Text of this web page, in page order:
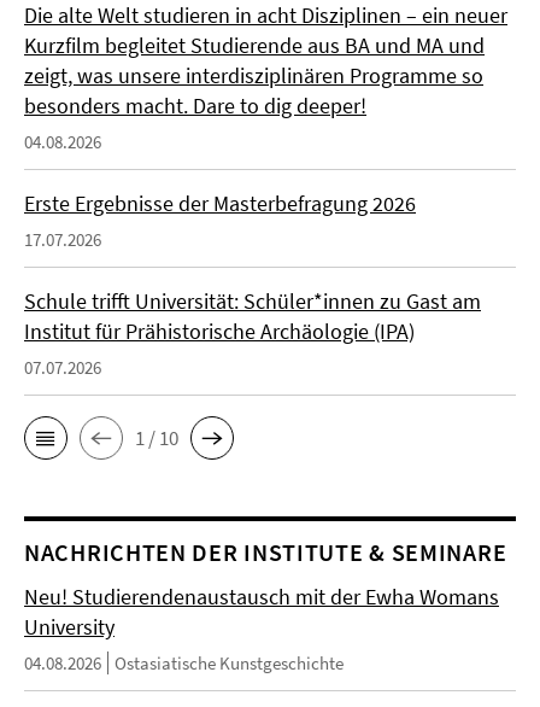
Die alte Welt studieren in acht Disziplinen – ein neuer
Kurzfilm begleitet Studierende aus BA und MA und
zeigt, was unsere interdisziplinären Programme so
besonders macht. Dare to dig deeper!
04.08.2026
Erste Ergebnisse der Masterbefragung 2026
17.07.2026
Schule trifft Universität: Schüler*innen zu Gast am
Institut für Prähistorische Archäologie (IPA)
07.07.2026
1 / 10
NACHRICHTEN DER INSTITUTE & SEMINARE
Neu! Studierendenaustausch mit der Ewha Womans
University
04.08.2026 Ostasiatische Kunstgeschichte